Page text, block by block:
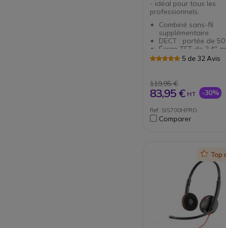
- idéal pour tous les
professionnels.
Combiné sans-fil
supplémentaire
DECT : portée de
Écran TFT de 2,4''
Audio HD + fonction
3 numéros chacun
Autonomie : 13h en
communication
micro-USB et Jack
IP40 : protection
5 de 32 Avis
119,95 €
83,95 € HT -30%
Ref: SIS700HPRO
Comparer
IconTop